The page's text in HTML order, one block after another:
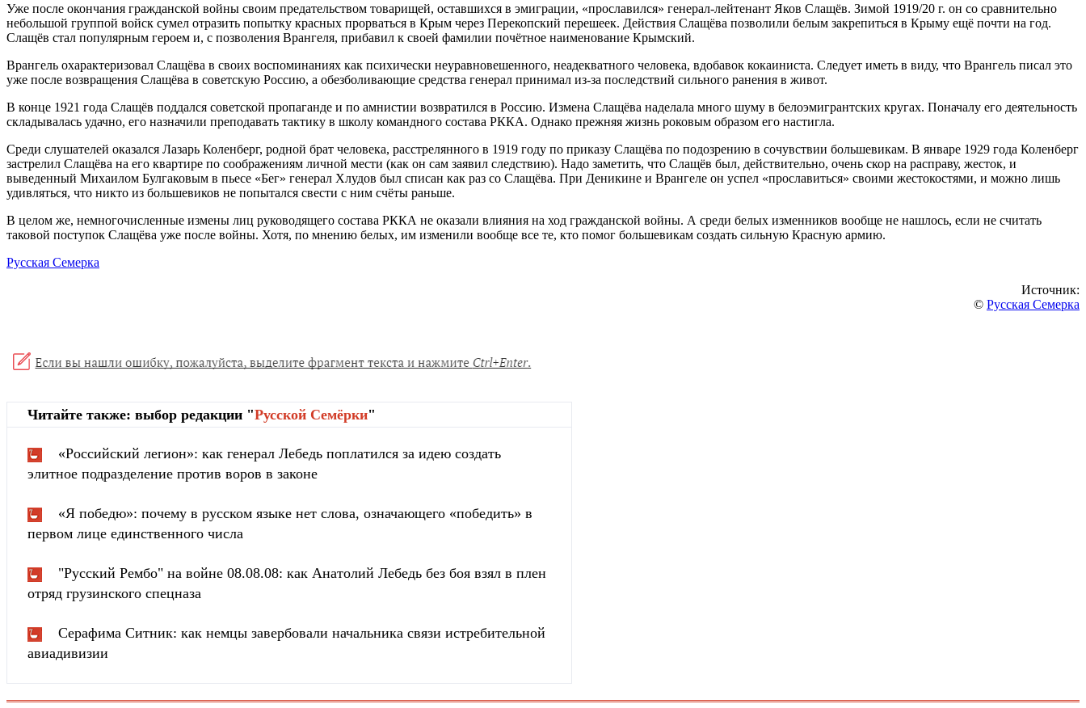
Уже после окончания гражданской войны своим предательством товарищей, оставшихся в эмиграции, «прославился» генерал-лейтенант Яков Слащёв. Зимой 1919/20 г. он со сравнительно
небольшой группой войск сумел отразить попытку красных прорваться в Крым через Перекопский перешеек. Действия Слащёва позволили белым закрепиться в Крыму ещё почти на год.
Слащёв стал популярным героем и, с позволения Врангеля, прибавил к своей фамилии почётное наименование Крымский.
Врангель охарактеризовал Слащёва в своих воспоминаниях как психически неуравновешенного, неадекватного человека, вдобавок кокаиниста. Следует иметь в виду, что Врангель писал это
уже после возвращения Слащёва в советскую Россию, а обезболивающие средства генерал принимал из-за последствий сильного ранения в живот.
В конце 1921 года Слащёв поддался советской пропаганде и по амнистии возвратился в Россию. Измена Слащёва наделала много шуму в белоэмигрантских кругах. Поначалу его деятельность
складывалась удачно, его назначили преподавать тактику в школу командного состава РККА. Однако прежняя жизнь роковым образом его настигла.
Среди слушателей оказался Лазарь Коленберг, родной брат человека, расстрелянного в 1919 году по приказу Слащёва по подозрению в сочувствии большевикам. В январе 1929 года Коленберг
застрелил Слащёва на его квартире по соображениям личной мести (как он сам заявил следствию). Надо заметить, что Слащёв был, действительно, очень скор на расправу, жесток, и
выведенный Михаилом Булгаковым в пьесе «Бег» генерал Хлудов был списан как раз со Слащёва. При Деникине и Врангеле он успел «прославиться» своими жестокостями, и можно лишь
удивляться, что никто из большевиков не попытался свести с ним счёты раньше.
В целом же, немногочисленные измены лиц руководящего состава РККА не оказали влияния на ход гражданской войны. А среди белых изменников вообще не нашлось, если не считать
таковой поступок Слащёва уже после войны. Хотя, по мнению белых, им изменили вообще все те, кто помог большевикам создать сильную Красную армию.
Русская Семерка
Источник:
© Русская Семерка
Читайте также: выбор редакции "Русской Cемёрки"
«Российский легион»: как генерал Лебедь поплатился за идею создать
элитное подразделение против воров в законе
«Я победю»: почему в русском языке нет слова, означающего «победить» в
первом лице единственного числа
"Русский Рембо" на войне 08.08.08: как Анатолий Лебедь без боя взял в плен
отряд грузинского спецназа
Серафима Ситник: как немцы завербовали начальника связи истребительной
авиадивизии